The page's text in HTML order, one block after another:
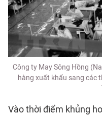
Công ty May Sông Hồng
hàng xuất khẩu sang các
Vào thời điểm khủng